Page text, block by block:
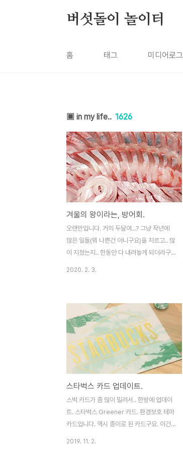
버섯돌이 놀이터
홈 태그 미디어로그
▣ in my life.. 1626
겨울의 왕이라는, 방어회.
오랜만입니다. 거의 두달여...? 그냥 작년에
많은 일들(뭐 나쁜건 아니구요)을 치르고.. 많
이 지쳤는지.. 한동안 다 내려놓게 되더라구
어. 그 방어회입니다. 대방어까지는 못 잡고
(둘이서 감당이... ㅠ_ㅠ), 중방어 하나 잡았네
요. 역시나 양이 많습니다. 최근 다시 느낀건
데.. 회는 그냥 진리에요. 별로 안땡기는 것 같
아도 입에 들어가면 좋습니다. 대방어를 못
먹어봐서, 방어맛을 잘 알진 못하지만.. 역시
나 맛있습니다. 기름기 많은 생선이라 살짝
기름지긴 해요. ㅎㅎ
2020. 2. 3.
스타벅스 카드 업데이트.
스벅 카드가 좀 많이 밀려서.. 한방에 업데이
트. 스타벅스 Greener 카드. 환경보호 테마
카드입니다. 역시 종이로 된 카드구요. 이건
2019. 11. 2.